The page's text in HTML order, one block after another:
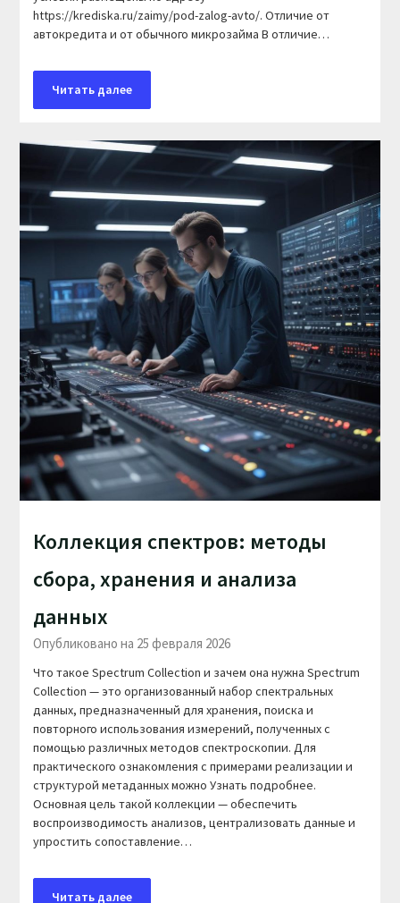
https://krediska.ru/zaimy/pod-zalog-avto/. Отличие от
автокредита и от обычного микрозайма В отличие…
Читать далее
Коллекция спектров: методы
сбора, хранения и анализа
данных
Опубликовано на 25 февраля 2026
Что такое Spectrum Collection и зачем она нужна Spectrum
Collection — это организованный набор спектральных
данных, предназначенный для хранения, поиска и
повторного использования измерений, полученных с
помощью различных методов спектроскопии. Для
практического ознакомления с примерами реализации и
структурой метаданных можно Узнать подробнее.
Основная цель такой коллекции — обеспечить
воспроизводимость анализов, централизовать данные и
упростить сопоставление…
Читать далее